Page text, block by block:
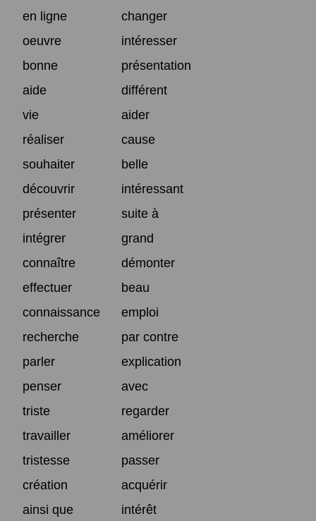
en ligne
changer
oeuvre
intéresser
bonne
présentation
aide
différent
vie
aider
réaliser
cause
souhaiter
belle
découvrir
intéressant
présenter
suite à
intégrer
grand
connaître
démonter
effectuer
beau
connaissance
emploi
recherche
par contre
parler
explication
penser
avec
triste
regarder
travailler
améliorer
tristesse
passer
création
acquérir
ainsi que
intérêt